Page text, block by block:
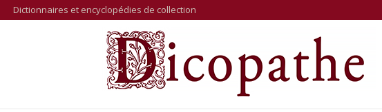
Dictionnaires et encyclopédies de collection